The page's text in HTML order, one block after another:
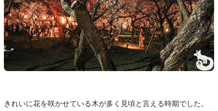
きれいに花を咲かせている木が多く見頃と言える時期でした。